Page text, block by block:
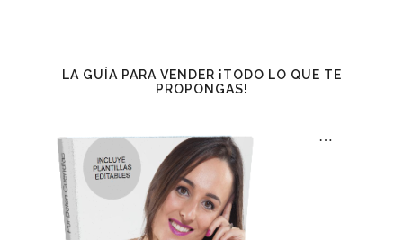
LA GUÍA PARA VENDER ¡TODO LO QUE TE
PROPONGAS!
…